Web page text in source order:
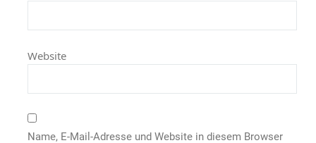
Website
Name, E-Mail-Adresse und Website in diesem Browser